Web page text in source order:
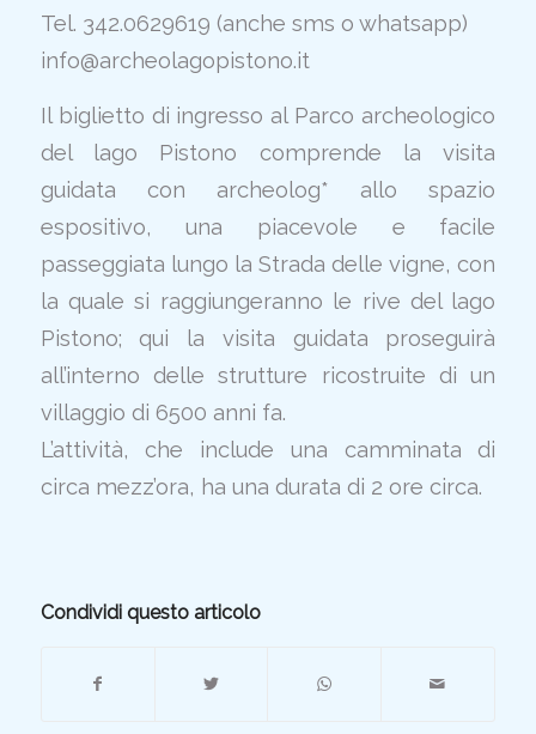
Tel. 342.0629619 (anche sms o whatsapp)
info@archeolagopistono.it
Il biglietto di ingresso al Parco archeologico
del lago Pistono comprende la visita
guidata con archeolog* allo spazio
espositivo, una piacevole e facile
passeggiata lungo la Strada delle vigne, con
la quale si raggiungeranno le rive del lago
Pistono; qui la visita guidata proseguirà
all’interno delle strutture ricostruite di un
villaggio di 6500 anni fa.
L’attività, che include una camminata di
circa mezz’ora, ha una durata di 2 ore circa.
Condividi questo articolo